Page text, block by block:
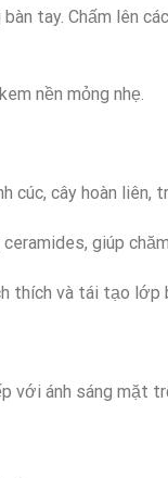
tay. Chấm lên
nền mỏng nhẹ.
cúc, cây hoàn liên,
giúp
và tái tạo lớp
với ánh sáng mặt